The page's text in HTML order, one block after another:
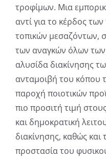
τροφίμων. Μια
αντί για το κέρδος
τοπικών μεσαζόντων,
των αναγκών όλων
αλυσίδα διακίνησης
ανταμοιβή του κόπου
παροχή ποιοτικών
πιο προσιτή τιμή
και δημοκρατική
διακίνησης, καθώς και
προστασία του